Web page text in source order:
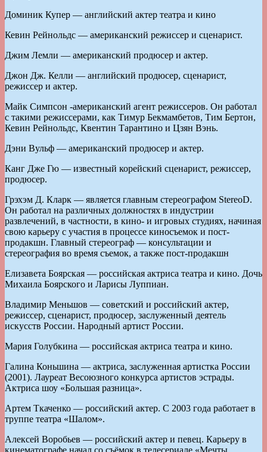
Доминик Купер — английский актер театра и кино
Кевин Рейнольдс — американский режиссер и сценарист.
Джим Лемли — американский продюсер и актер.
Джон Дж. Келли — английский продюсер, сценарист,
режиссер и актер.
Майк Симпсон -американский агент режиссеров. Он работал
с такими режиссерами, как Тимур Бекмамбетов, Тим Бертон,
Кевин Рейнольдс, Квентин Тарантино и Цзян Вэнь.
Дэни Вульф — американский продюсер и актер.
Канг Дже Гю — известный корейский сценарист, режиссер,
продюсер.
Грэхэм Д. Кларк — является главным стереографом StereoD.
Он работал на различных должностях в индустрии
развлечений, в частности, в кино- и игровых студиях, начиная
свою карьеру с участия в процессе киносъемок и пост-
продакшн. Главный стереограф — консультации и
стереография во время съемок, а также пост-продакшн
Елизавета Боярская — российская актриса театра и кино. Дочь
Михаила Боярского и Ларисы Луппиан.
Владимир Меньшов — советский и российский актер,
режиссер, сценарист, продюсер, заслуженный деятель
искусств России. Народный артист России.
Мария Голубкина — российская актриса театра и кино.
Галина Коньшина — актриса, заслуженная артистка России
(2001). Лауреат Весоюзного конкурса артистов эстрады.
Актриса шоу «Большая разница».
Артем Ткаченко — российский актер. С 2003 года работает в
труппе театра «Шалом».
Алексей Воробьев — российский актер и певец. Карьеру в
кинематографе начал со съёмок в телесериале «Мечты